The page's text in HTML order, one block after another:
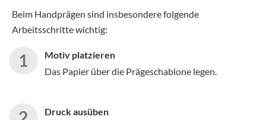
Beim Handprägen sind insbesondere folgende
Arbeitsschritte wichtig:
Motiv platzieren
Das Papier über die Prägeschablone legen.
Druck ausüben